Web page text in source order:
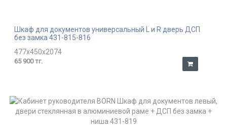
Шкаф для документов универсальный L и R дверь ДСП
без замка 431-815-816
477x450x2074
65 900 тг.